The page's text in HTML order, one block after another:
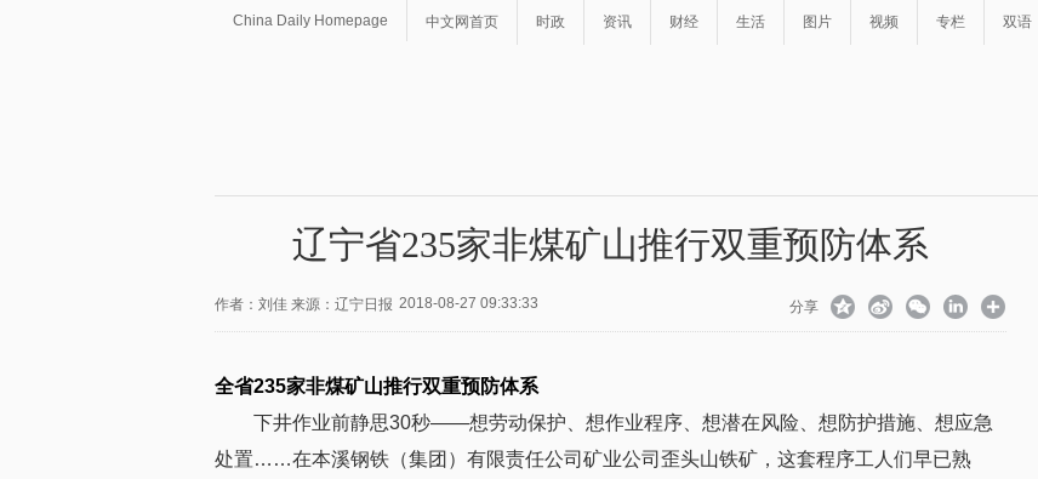
China Daily Homepage 中文网首页 时政 资讯 财经 生活 图片 视频 专栏 双语
辽宁省235家非煤矿山推行双重预防体系
作者：刘佳 来源：辽宁日报 2018-08-27 09:33:33 分享
全省235家非煤矿山推行双重预防体系
下井作业前静思30秒——想劳动保护、想作业程序、想潜在风险、想防护措施、想应急
处置……在本溪钢铁（集团）有限责任公司矿业公司歪头山铁矿，这套程序工人们早已熟